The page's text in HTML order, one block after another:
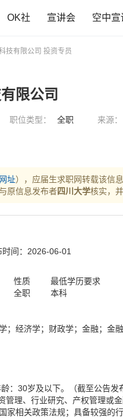
OK社 宣讲会 空中宣
技有限公司 投资专员
限公司
职位类型： 全职 来源：
址），应届生求职网转载该信
原信息发布者四川大学核实，
时间：2026-06-01
性质 最低学历要求
全职 本科
；经济学；财政学；金融；金
：30岁及以下。（截至公告发
管理、行业研究、产权管理或
家相关政策法规；具备较强的